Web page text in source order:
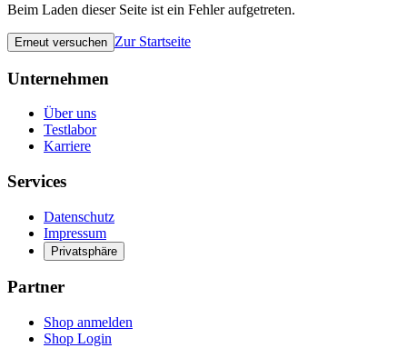
Beim Laden dieser Seite ist ein Fehler aufgetreten.
Erneut versuchen Zur Startseite
Unternehmen
Über uns
Testlabor
Karriere
Services
Datenschutz
Impressum
Privatsphäre
Partner
Shop anmelden
Shop Login